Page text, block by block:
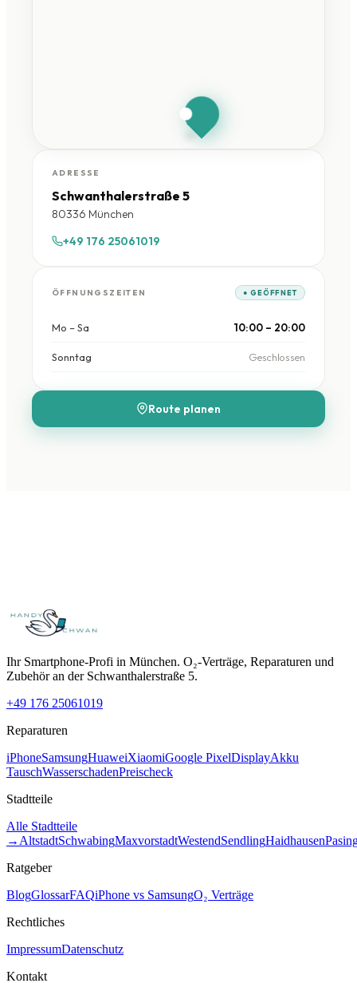
Schwanthalerstraße 5 ·
ADRESSE
Schwanthalerstraße 5
80336 München
+49 176 25061019
ÖFFNUNGSZEITEN ● GEÖFFNET
Mo – Sa 10:00 – 20:00
Sonntag Geschlossen
Route planen
Ihr Smartphone-Profi in München. O₂-Verträge, Reparaturen und
Zubehör an der Schwanthalerstraße 5.
+49 176 25061019
Reparaturen
iPhoneSamsungHuaweiXiaomiGoogle PixelDisplayAkku
TauschWasserschadenPreischeck
Stadtteile
Alle Stadtteile
→AltstadtSchwabingMaxvorstadtWestendSendlingHaidhausen
Ratgeber
BlogGlossarFAQiPhone vs SamsungO₂ Verträge
Rechtliches
ImpressumDatenschutz
Kontakt